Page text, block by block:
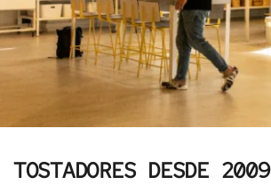
TOSTADORES DESDE 2009